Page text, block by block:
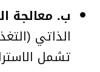
ب. معالجة
الذاتي
تشمل